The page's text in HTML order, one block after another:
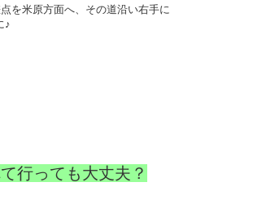
を米原方面へ、その道沿い右手に
♪
行っても大丈夫？